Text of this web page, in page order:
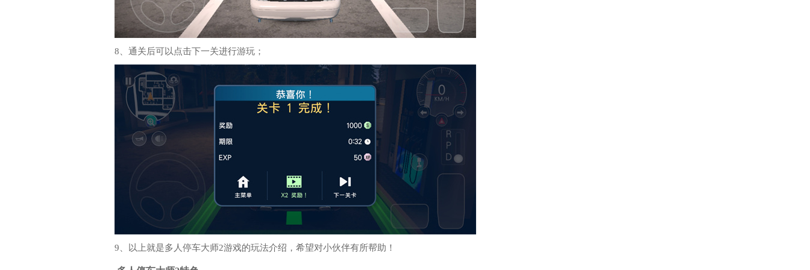
8、通关后可以点击下一关进行游玩；
9、以上就是多人停车大师2游戏的玩法介绍，希望对小伙伴有所帮助！